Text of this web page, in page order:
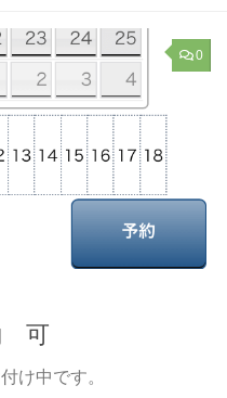
0
可
け中です。